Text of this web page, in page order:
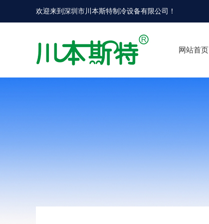
欢迎来到深圳市川本斯特制冷设备有限公司 ！
网站首页